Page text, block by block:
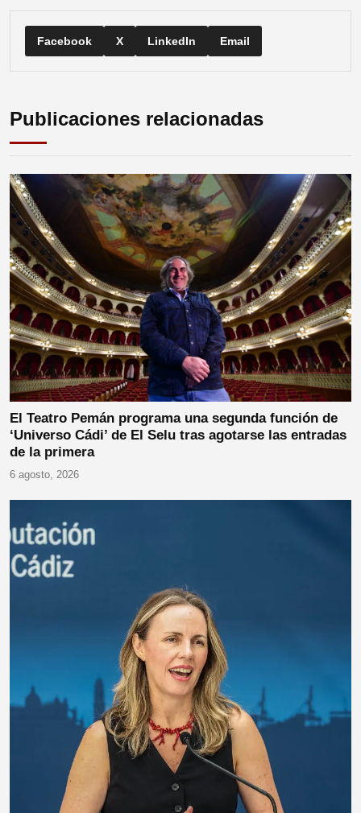
Facebook X LinkedIn Email
Publicaciones relacionadas
El Teatro Pemán programa una segunda función de
‘Universo Cádi’ de El Selu tras agotarse las entradas
de la primera
6 agosto, 2026